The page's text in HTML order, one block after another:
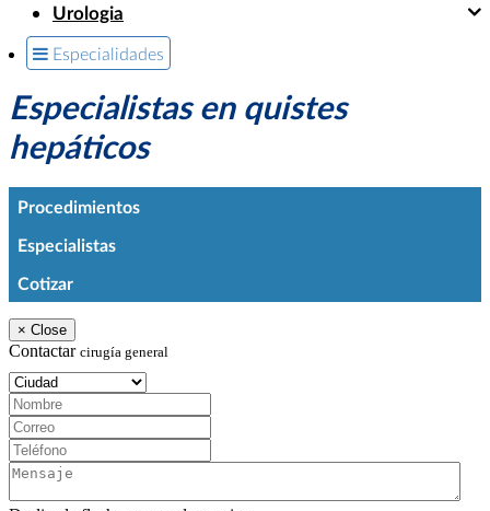
Urologia
Especialidades
Especialistas en quistes
hepáticos
Procedimientos
Especialistas
Cotizar
× Close
Contactar cirugía general
Ciudad:
Nombre:
Correo:
Teléfono:
Mensaje: